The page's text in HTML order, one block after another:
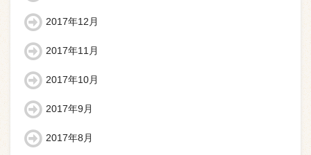
2017年12月
2017年11月
2017年10月
2017年9月
2017年8月